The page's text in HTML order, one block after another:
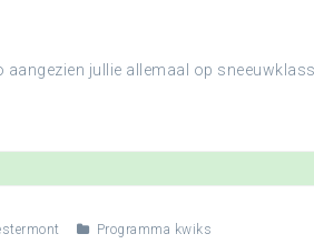
aangezien jullie allemaal op
Programma kwiks